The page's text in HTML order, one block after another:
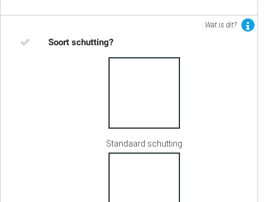
Wat is dit?
Soort schutting?
Standaard schutting